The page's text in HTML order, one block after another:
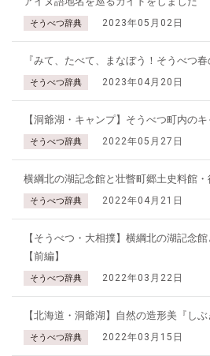
そうべつ辞典 2023年05月02日
『みて、たべて、まなぼう！そうべつ春
そうべつ辞典 2023年04月20日
【洞爺湖・キャンプ】そうべつ町内の
そうべつ辞典 2022年05月27日
横綱北の湖記念館と壮瞥町郷土史料館・
そうべつ辞典 2022年04月21日
【そうべつ・大相撲】横綱北の湖記念
【前編】
そうべつ辞典 2022年03月22日
【北海道・洞爺湖】自然の造形美『しぶ
そうべつ辞典 2022年03月15日